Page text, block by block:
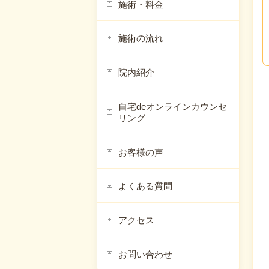
施術・料金
施術の流れ
院内紹介
自宅deオンラインカウンセ
リング
お客様の声
よくある質問
アクセス
お問い合わせ